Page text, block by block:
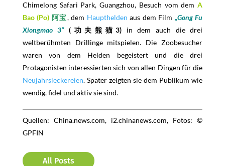
Chimelong Safari Park, Guangzhou, Besuch vom demA
Bao (Po) 阿宝, dem Haupthelden aus dem Film „Gong Fu
Xiongmao 3“ (功夫熊猫3) in dem auch die drei
weltberühmten Drillinge mitspielen. Die Zoobesucher
waren von dem Helden begeistert und die drei
Protagonisten interessierten sich von allen Dingen für die
Neujahrsleckereien. Später zeigten sie dem Publikum wie
wendig, fidel und aktiv sie sind.
Quellen: China.news.com, i2.chinanews.com, Fotos: ©
GPFIN
All Posts